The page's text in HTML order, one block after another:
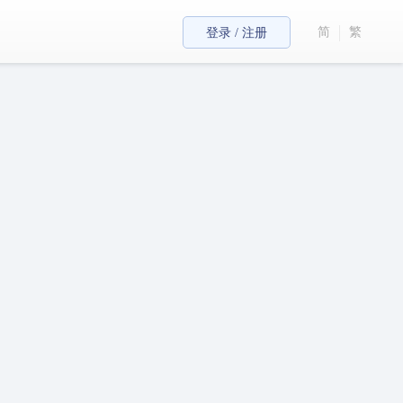
登录 / 注册 简 繁